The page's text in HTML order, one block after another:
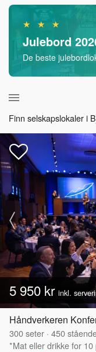
★ ★ ★
Julebord
De beste
Finn selskapslokaler i
5 950 kr inkl.
Håndverkeren
300seter · 450
*Mat eller drikke for